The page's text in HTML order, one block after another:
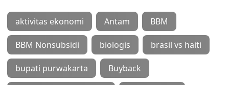
aktivitas ekonomi Antam BBM
BBM Nonsubsidi biologis brasil vs haiti
bupati purwakarta Buyback